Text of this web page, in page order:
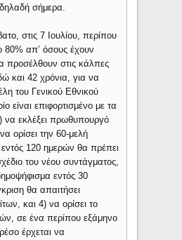
σήμερα.
στις 7 Ιουλίου, περίπου
80% απ’ όσους έχουν
προσέλθουν στις κάλπες
και 42 χρόνια, για να
του Γενικού Εθνικού
είναι επιφορτισμένο με τα
να εκλέξει πρωθυπουργό
ορίσει την 60-μελή
120 ημερών θα πρέπει
του νέου συντάγματος,
εντός 30
θα απαιτήσει
και 4) να ορίσει το
σε ένα περίπου εξάμηνο
έρχεται να